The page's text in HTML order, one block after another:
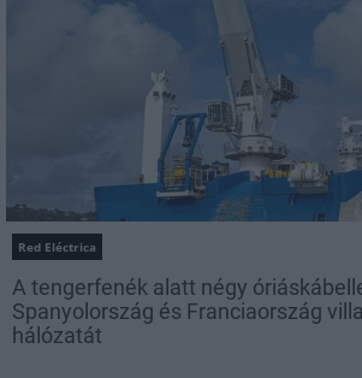
Red Eléctrica
A tengerfenék alatt négy
Spanyolország és Franciaország
hálózatát